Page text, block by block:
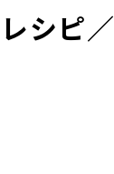
シピ／